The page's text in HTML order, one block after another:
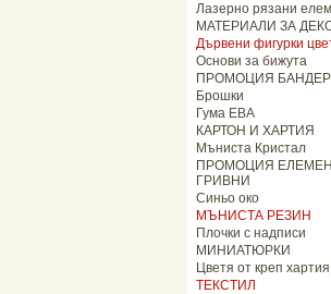
Лазерно рязани
МАТЕРИАЛИ ЗА
Дървени фигурки
Основи за бижута
ПРОМОЦИЯ
Брошки
Гума ЕВА
КАРТОН И ХАРТИЯ
Мъниста Кристал
ПРОМОЦИЯ
ГРИВНИ
Синьо око
МЪНИСТА РЕЗИН
Плочки с надписи
МИНИАТЮРКИ
Цветя от креп хартия
ТЕКСТИЛ